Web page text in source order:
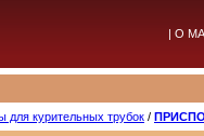
| О
для курительных трубок /